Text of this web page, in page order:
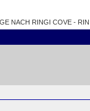
NACH RINGI COVE -